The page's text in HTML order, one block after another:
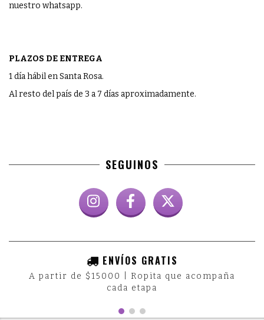
nuestro whatsapp.
PLAZOS DE ENTREGA
1 día hábil en Santa Rosa.
Al resto del país de 3 a 7 días aproximadamente.
SEGUINOS
ENVÍOS GRATIS
A partir de $15000 | Ropita que acompaña
cada etapa